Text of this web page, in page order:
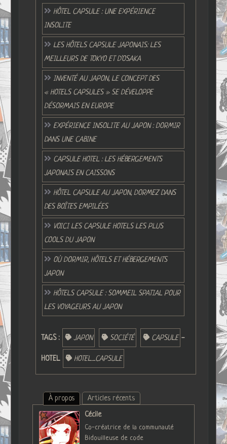
HÔTEL CAPSULE : UNE EXPÉRIENCE
INSOLITE
LES HÔTELS CAPSULE JAPONAIS: LES
MEILLEURS DE TOKYO ET D’OSAKA
INVENTÉ AU JAPON, LE CONCEPT DES
« HOTELS CAPSULES » SE DÉVELOPPE
DÉSORMAIS EN EUROPE
EXPÉRIENCE INSOLITE AU JAPON : DORMIR
DANS UNE CABINE
CAPSULE HOTEL : LES HÉBERGEMENTS
JAPONAIS EN CAISSONS
HÔTEL CAPSULE AU JAPON, DORMEZ DANS
DES BOÎTES EMPILÉES
VOICI LES CAPSULE HOTELS LES PLUS
COOLS DU JAPON
OÙ DORMIR, HÔTELS ET HÉBERGEMENTS
JAPON
HÔTELS CAPSULE : SOMMEIL SPATIAL POUR
LES VOYAGEURS AU JAPON
TAGS : JAPON SOCIÉTÉ CAPSULE -
HOTEL HOTEL_CAPSULE
À propos
Articles récents
Cécile
Co-créatrice de la communauté
Bidouilleuse de code